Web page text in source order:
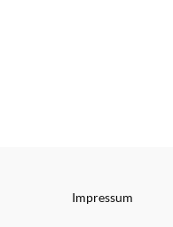
Impressum